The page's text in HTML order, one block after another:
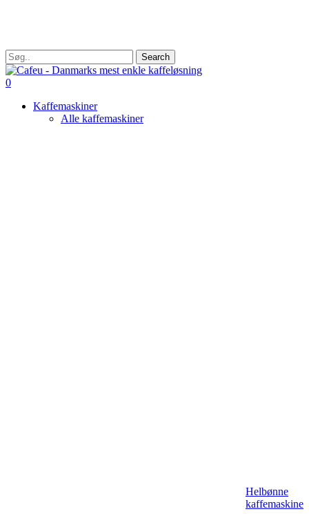
content
Search
Close
Search
search
0
Kaffemaskiner
Alle kaffemaskiner
Helbønne
kaffemaskine